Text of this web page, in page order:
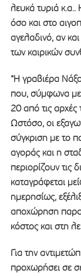
λευκά τυριά
όσο και στο
αγελαδινό, αν
των καιρικών
“Η γραβιέρα
που, σύμφωνα με
20 από τις αρχές
Ωστόσο, οι
σύγκριση με το
αγοράς και η
περιορίζουν τις
καταγράφεται
ημερησίως,
αποχώρηση
κόστος και στη
Για την
προχωρήσει σε